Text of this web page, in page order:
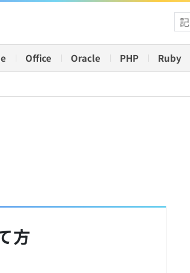
Office Oracle PHP Ruby
方